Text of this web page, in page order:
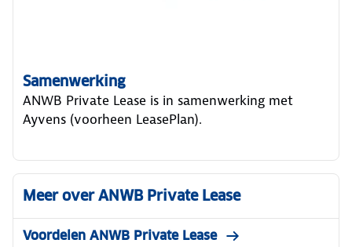
Samenwerking
ANWB Private Lease is in samenwerking met
Ayvens (voorheen LeasePlan).
Meer over ANWB Private Lease
Voordelen ANWB Private Lease